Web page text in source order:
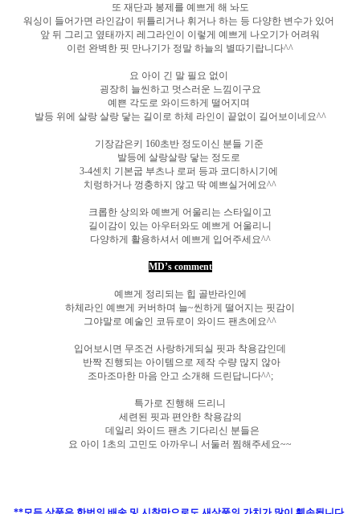
또 재단과 봉제를 예쁘게 해 놔도
워싱이 들어가면 라인감이 뒤틀리거나 휘거나 하는 등 다양한 변수가 있어
앞 뒤 그리고 옆태까지 레그라인이 이렇게 예쁘게 나오기가 어려워
이런 완벽한 핏 만나기가 정말 하늘의 별따기랍니다^^
요 아이 긴 말 필요 없이
굉장히 늘씬하고 멋스러운 느낌이구요
예쁜 각도로 와이드하게 떨어지며
발등 위에 살랑 살랑 닿는 길이로 하체 라인이 끝없이 길어보이네요^^
기장감은키 160초반 정도이신 분들 기준
발등에 살랑살랑 닿는 정도로
3-4센치 기본굽 부츠나 로퍼 등과 코디하시기에
치렁하거나 껑충하지 않고 딱 예쁘실거에요^^
크롭한 상의와 예쁘게 어울리는 스타일이고
길이감이 있는 아우터와도 예쁘게 어울리니
다양하게 활용하셔서 예쁘게 입어주세요^^
MD’s comment
예쁘게 정리되는 힙 골반라인에
하체라인 예쁘게 커버하며 늘~씬하게 떨어지는 핏감이
그야말로 예술인 코듀로이 와이드 팬츠에요^^
입어보시면 무조건 사랑하게되실 핏과 착용감인데
반짝 진행되는 아이템으로 제작 수량 많지 않아
조마조마한 마음 안고 소개해 드린답니다^^;
특가로 진행해 드리니
세련된 핏과 편안한 착용감의
데일리 와이드 팬츠 기다리신 분들은
요 아이 1초의 고민도 아까우니 서둘러 찜해주세요~~